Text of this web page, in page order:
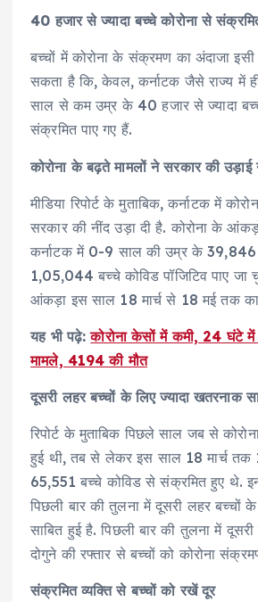
40 हजार से ज्यादा बच्चे कोरोना से
बच्‍चों में कोरोना के संक्रमण का अंदाजा इसी
सकता है क‍ि, केवल, कर्नाटक जैसे राज्य में
साल से कम उम्र के 40 हजार से ज्यादा
संक्रमित पाए गए हैं.
कोरोना के बढ़ते मामलों ने सरकार की उड़ाई
मीडिया रिपोर्ट के मुताबिक, कर्नाटक में
सरकार की नींद उड़ा दी है. कोरोना के
कर्नाटक में 0-9 साल की उम्र के
1,05,044 बच्चे कोविड पॉजिटिव पाए जा
आंकड़ा इस साल 18 मार्च से 18 मई तक
यह भी पढ़े:कोरोना केसों में कमी, 24 घंटे
मामले, 4194 की मौत
दूसरी लहर बच्‍चों के लिए ज्‍यादा खतरनाक
रिपोर्ट के मुताबिक पिछले साल जब से
हुई थी, तब से लेकर इस साल 18 मार्च
65,551 बच्चे कोविड से संक्रमित हुए थे.
पिछली बार की तुलना में दूसरी लहर बच्‍चों
साबित हुई है. पिछली बार की तुलना में
दोगुने की रफ्तार से बच्चों को कोरोना
संक्रमित व्यक्ति से बच्चों को रखें दूर